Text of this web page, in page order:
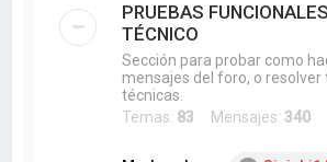
PRUEBAS
TÉCNICO
Sección para probar como
mensajes del foro, o resolver
técnicas.
Temas: 83 Mensajes: 340